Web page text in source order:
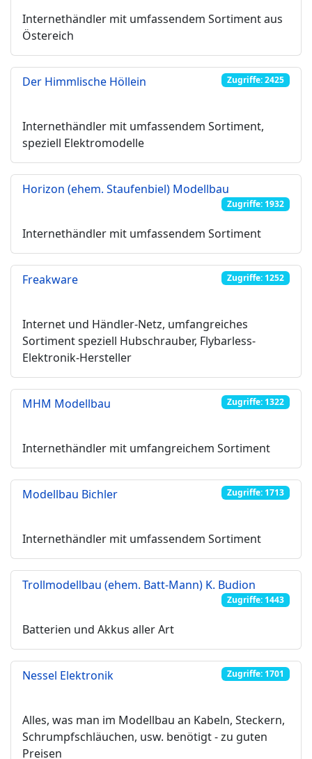
Internethändler mit umfassendem Sortiment aus
Östereich
Der Himmlische Höllein Zugriffe: 2425
Internethändler mit umfassendem Sortiment,
speziell Elektromodelle
Horizon (ehem. Staufenbiel) Modellbau
Zugriffe: 1932
Internethändler mit umfassendem Sortiment
Freakware Zugriffe: 1252
Internet und Händler-Netz, umfangreiches
Sortiment speziell Hubschrauber, Flybarless-
Elektronik-Hersteller
MHM Modellbau Zugriffe: 1322
Internethändler mit umfangreichem Sortiment
Modellbau Bichler Zugriffe: 1713
Internethändler mit umfassendem Sortiment
Trollmodellbau (ehem. Batt-Mann) K. Budion
Zugriffe: 1443
Batterien und Akkus aller Art
Nessel Elektronik Zugriffe: 1701
Alles, was man im Modellbau an Kabeln, Steckern,
Schrumpfschläuchen, usw. benötigt - zu guten
Preisen